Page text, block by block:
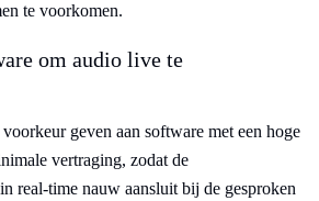
te voorkomen.
om audio live te
geven aan software met een hoge
vertraging, zodat de
real-time nauw aansluit bij de gesproken